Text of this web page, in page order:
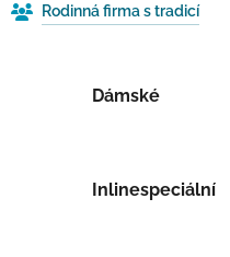
Rodinná firma s tradicí
Dámské
Inlinespeciální